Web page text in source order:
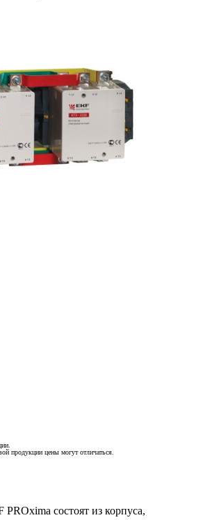
продукции цены могут отличаться.
состоят из корпуса,